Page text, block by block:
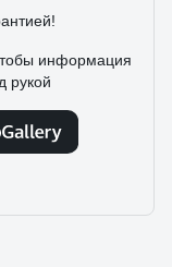
информация
рукой